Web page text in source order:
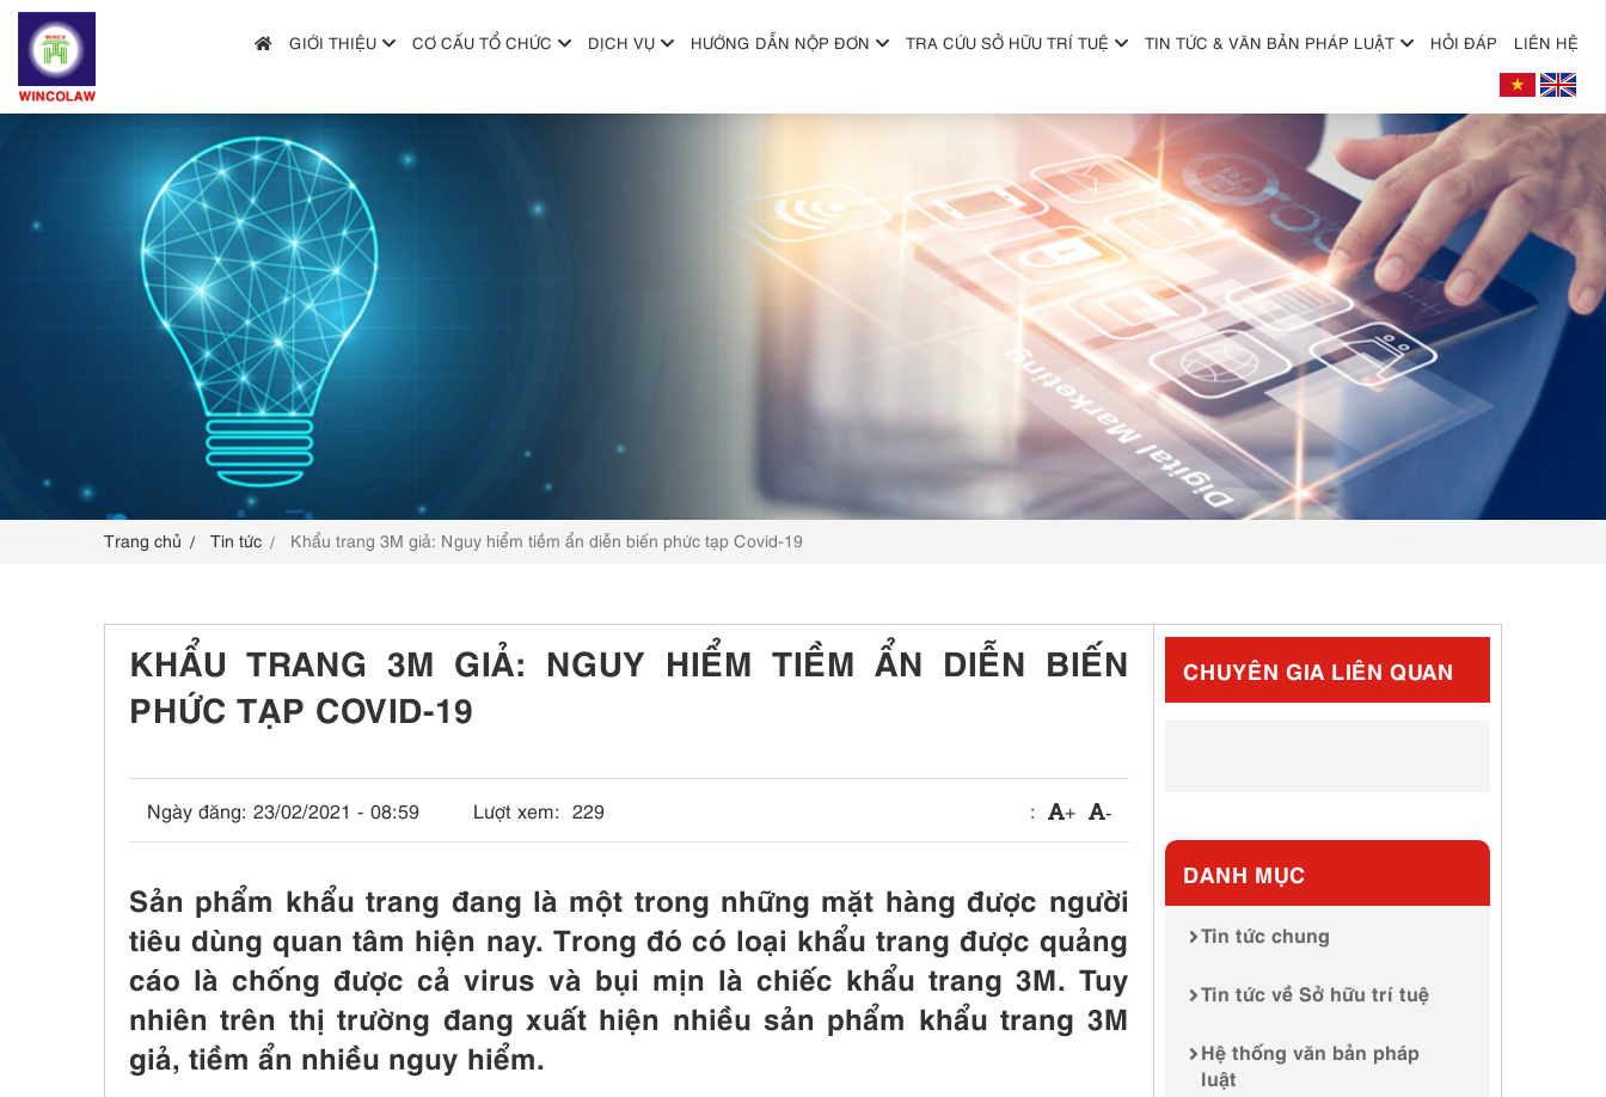
+
CƠ CẤU TỔ CHỨC +
+
HƯỚNG DẪN NỘP ĐƠN
TRA CỨU SỞ HỮU TRÍ TUỆ
TIN TỨC & VĂN BẢN PHÁP LUẬT
HỎI ĐÁP
GIỚI THIỆU CƠ CẤU TỔ CHỨC DỊCH VỤ HƯỚNG DẪN NỘP ĐƠN TRA CỨU SỞ HỮU TRÍ TUỆ TIN TỨC & VĂN BẢN PHÁP LUẬT HỎI ĐÁP LIÊN HỆ
Trang chủ Tin tức Khẩu trang 3M giả: Nguy hiểm tiềm ẩn diễn biến phức tạp Covid-19
KHẨU TRANG 3M GIẢ: NGUY HIỂM TIỀM ẨN DIỄN BIẾN
PHỨC TẠP COVID-19
Ngày đăng: 23/02/2021 - 08:59 Lượt xem: 229 : + -
Sản phẩm khẩu trang đang là một trong những mặt hàng được người
tiêu dùng quan tâm hiện nay. Trong đó có loại khẩu trang được quảng
cáo là chống được cả virus và bụi mịn là chiếc khẩu trang 3M. Tuy
nhiên trên thị trường đang xuất hiện nhiều sản phẩm khẩu trang 3M
giả, tiềm ẩn nhiều nguy hiểm.
CHUYÊN GIA LIÊN QUAN
DANH MỤC
Tin tức chung
Tin tức về Sở hữu trí tuệ
Hệ thống văn bản pháp
luật